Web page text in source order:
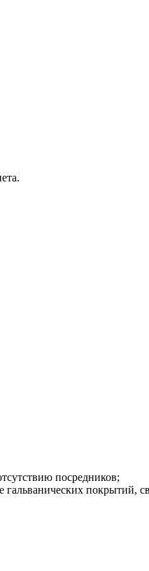
посредников;
покрытий,